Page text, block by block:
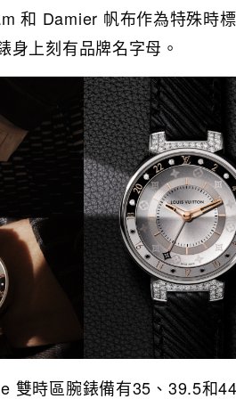
和 Damier 帆布作為特殊時
身上刻有品牌名字母。
雙時區腕錶備有35、39.5和